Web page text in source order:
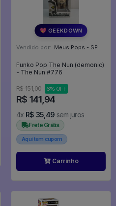
💖 GEEKDOWN
Vendido por: Meus Pops - SP
Funko Pop The Nun (demonic)
- The Nun #776
R$ 151,00 6% OFF
R$ 141,94
4x R$ 35,49 sem juros
Frete Grátis
Aqui tem cupom
Carrinho